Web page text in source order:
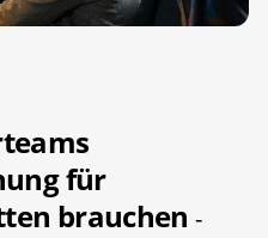
für
brauchen-